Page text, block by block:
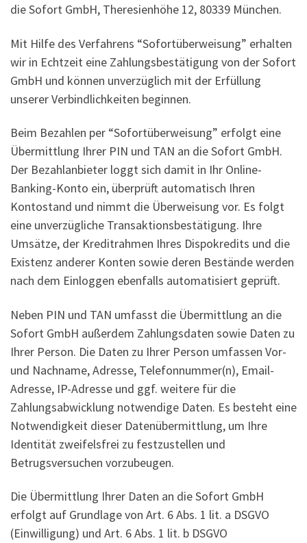
die Sofort GmbH, Theresienhöhe 12, 80339 München.
Mit Hilfe des Verfahrens “Sofortüberweisung” erhalten
wir in Echtzeit eine Zahlungsbestätigung von der Sofort
GmbH und können unverzüglich mit der Erfüllung
unserer Verbindlichkeiten beginnen.
Beim Bezahlen per “Sofortüberweisung” erfolgt eine
Übermittlung Ihrer PIN und TAN an die Sofort GmbH.
Der Bezahlanbieter loggt sich damit in Ihr Online-
Banking-Konto ein, überprüft automatisch Ihren
Kontostand und nimmt die Überweisung vor. Es folgt
eine unverzügliche Transaktionsbestätigung. Ihre
Umsätze, der Kreditrahmen Ihres Dispokredits und die
Existenz anderer Konten sowie deren Bestände werden
nach dem Einloggen ebenfalls automatisiert geprüft.
Neben PIN und TAN umfasst die Übermittlung an die
Sofort GmbH außerdem Zahlungsdaten sowie Daten zu
Ihrer Person. Die Daten zu Ihrer Person umfassen Vor-
und Nachname, Adresse, Telefonnummer(n), Email-
Adresse, IP-Adresse und ggf. weitere für die
Zahlungsabwicklung notwendige Daten. Es besteht eine
Notwendigkeit dieser Datenübermittlung, um Ihre
Identität zweifelsfrei zu festzustellen und
Betrugsversuchen vorzubeugen.
Die Übermittlung Ihrer Daten an die Sofort GmbH
erfolgt auf Grundlage von Art. 6 Abs. 1 lit. a DSGVO
(Einwilligung) und Art. 6 Abs. 1 lit. b DSGVO